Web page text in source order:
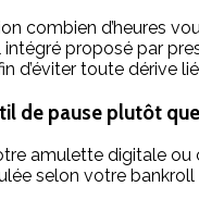
combien d’heures
intégré proposé par
d’éviter toute dérive
de pause plutôt
amulette digitale
selon votre